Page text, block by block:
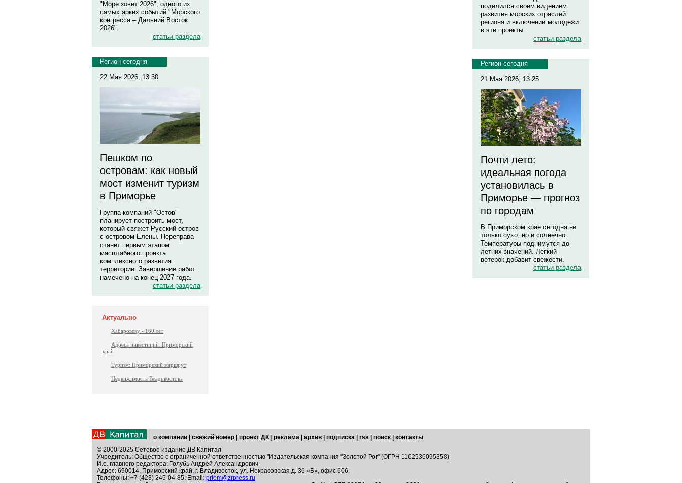
"Море зовет 2026", одного из
самых ярких событий "Морского
конгресса – Дальний Восток
2026".
статьи раздела
Регион сегодня
22 Мая 2026, 13:30
Пешком по
островам: как новый
мост изменит туризм
в Приморье
Группа компаний "Остов"
планирует построить мост,
который свяжет Русский остров
с островом Елены. Переправа
станет первым этапом
масштабного проекта
комплексного развития
территории. Завершение работ
намечено на конец 2027 года.
статьи раздела
Актуально
Хабаровску - 160 лет
Адреса инвестиций. Приморский
край
Туризм: Приморский маршрут
Недвижимость Владивостока
поделился своим видением
развития морских отраслей
региона и включении молодежи
в эти проекты.
статьи раздела
Регион сегодня
21 Мая 2026, 13:25
Почти лето:
идеальная погода
установилась в
Приморье — прогноз
по городам
В Приморском крае сегодня не
только сухо, но и солнечно.
Температуры поднимутся до
летних значений. Легкий
ветерок добавит свежести.
статьи раздела
о компании свежий номер проект ДК реклама архив подписка rss поиск
контакты
© 2000-2025 Сетевое издание ДВ Капитал
Учредитель: Общество с ограниченной ответственностью "Издательская компания "Золотой Рог" (ОГРН 1162536095358)
И.о. главного редактора: Голубь Андрей Александрович
Адрес: 690014, Приморский край, г. Владивосток, ул. Некрасовская д. 36 «Б», офис 606;
Телефоны: +7 (423) 245-04-85; Email: priem@zrpress.ru